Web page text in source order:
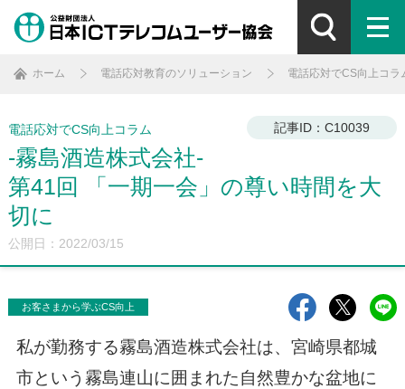
ホーム 電話応対教育のソリューション 電話応対でCS向上コラ
電話応対でCS向上コラム
-霧島酒造株式会社-
第41回 「一期一会」の尊い時間を大
切に
記事ID：C10039
公開日：2022/03/15
お客さまから学ぶCS向上
私が勤務する霧島酒造株式会社は、宮崎県都城
市という霧島連山に囲まれた自然豊かな盆地に